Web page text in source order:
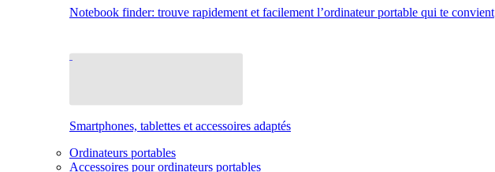
Notebook finder: trouve rapidement et facilement l’ordinateur portable qui te convient
Smartphones, tablettes et accessoires adaptés
Ordinateurs portables
Accessoires pour ordinateurs portables